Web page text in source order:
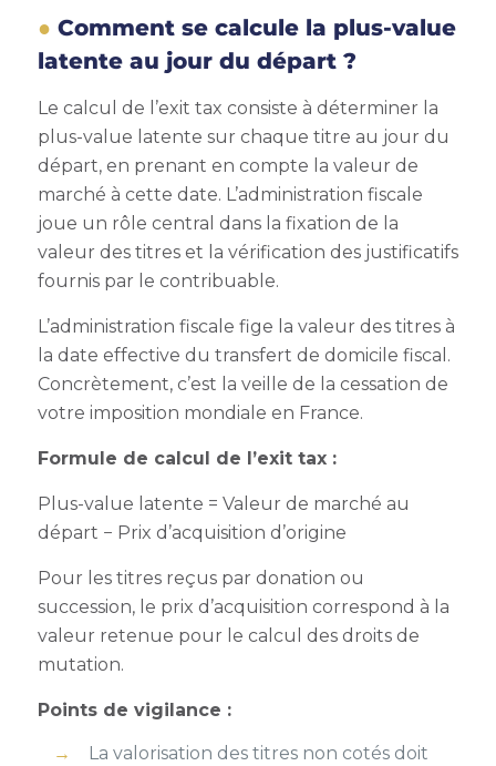
Comment se calcule la plus-value
latente au jour du départ ?
Le calcul de l’exit tax consiste à déterminer la
plus-value latente sur chaque titre au jour du
départ, en prenant en compte la valeur de
marché à cette date. L’administration fiscale
joue un rôle central dans la fixation de la
valeur des titres et la vérification des justificatifs
fournis par le contribuable.
L’administration fiscale fige la valeur des titres à
la date effective du transfert de domicile fiscal.
Concrètement, c’est la veille de la cessation de
votre imposition mondiale en France.
Formule de calcul de l’exit tax :
Plus-value latente = Valeur de marché au
départ − Prix d’acquisition d’origine
Pour les titres reçus par donation ou
succession, le prix d’acquisition correspond à la
valeur retenue pour le calcul des droits de
mutation.
Points de vigilance :
La valorisation des titres non cotés doit